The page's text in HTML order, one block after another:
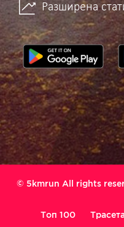
Разширена
© 5kmrun All rights
Топ 100